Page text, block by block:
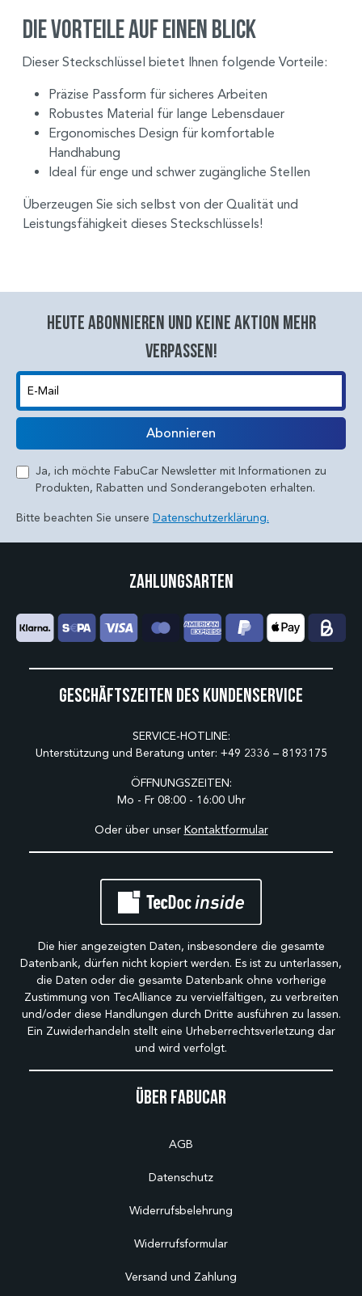
Die Vorteile auf einen Blick
Dieser Steckschlüssel bietet Ihnen folgende Vorteile:
Präzise Passform für sicheres Arbeiten
Robustes Material für lange Lebensdauer
Ergonomisches Design für komfortable
Handhabung
Ideal für enge und schwer zugängliche Stellen
Überzeugen Sie sich selbst von der Qualität und
Leistungsfähigkeit dieses Steckschlüssels!
Heute abonnieren und keine aktion mehr
verpassen!
E-Mail
Abonnieren
Ja, ich möchte FabuCar Newsletter mit Informationen zu
Produkten, Rabatten und Sonderangeboten erhalten.
Bitte beachten Sie unsere Datenschutzerklärung.
Über Fabucar
AGB
Datenschutz
Widerrufsbelehrung
Widerrufsformular
Versand und Zahlung
Geschäftszeiten des Kundenservice
SERVICE-HOTLINE:
Unterstützung und Beratung unter: +49 2336 – 8193175
ÖFFNUNGSZEITEN:
Mo - Fr 08:00 - 16:00 Uhr
Oder über unser Kontaktformular
Zahlungsarten
Die hier angezeigten Daten, insbesondere die gesamte
Datenbank, dürfen nicht kopiert werden. Es ist zu unterlassen,
die Daten oder die gesamte Datenbank ohne vorherige
Zustimmung von TecAlliance zu vervielfältigen, zu verbreiten
und/oder diese Handlungen durch Dritte ausführen zu lassen.
Ein Zuwiderhandeln stellt eine Urheberrechtsverletzung dar
und wird verfolgt.